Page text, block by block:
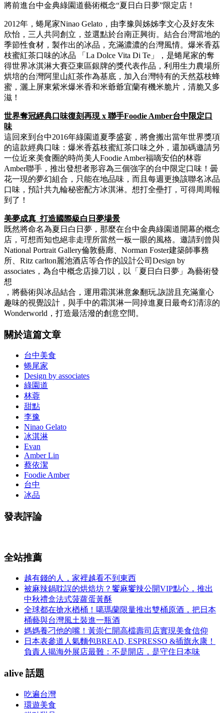
將前進台中金典綠園道藝術概念“夏日白日夢”限定店！
2012年，蜷尾家Ninao Gelato，由李豫與姊姊李文心及好友朱
欣怡，三人共同創立，並選點於台南正興街。結合台灣當地的
季節性食材，製作出的冰品，充滿濃濃的台灣風情。爆米香荔
枝蜜紅茶口味的冰品 「La Dolce Vita Di Te」，是蜷尾家的奪
得世界冰淇淋大賽亞東區銀牌的獎代表作品，利用生力農場所
烘培的台灣阿里山紅茶作為基底，加入台灣特有的天然荔枝蜂
蜜，灑上屏東紫米爆米香和米爺爺宜蘭有機米脆片，清脆又多
滋！
世界奪冠經典口味復刻再現 x 聯手Foodie Amber台中限定口
味
這回來到台中2016年綠園道夏季盛宴，將會搬出當年世界獎項
的這款經典口味：爆米香荔枝蜜紅茶口味之外，還加碼邀請另
一位近來美食圈的時尚美人Foodie Amber福嘀安伯的林蓉
Amber聯手，推出發想者形容為三個強字的台中限定口味！曇
花一現的夢幻組合，只能在地品味，而且每週更換該聯名冰品
口味，預計共九輪秘密配方冰淇淋。想打全壘打，可得周周報
到了！
美夢成真 打造國際級白日夢場景
既然將命名為夏日白日夢，那麼在台中金典綠園道開幕的概念
店，可想而知也絕非走理所當然一板一眼的風格。邀請到曾與
National Portrait Gallery倫敦藝廊、Norman Foster建築師事務
所、Ritz carlton麗池酒店等合作的設計公司Design by
associates，為台中概念店操刀以，以「夏日白日夢」為藝術發
想
，將藝術與冰品結合，運用霜淇淋意象翻玩,詼諧且充滿童心
趣味的視覺設計，與手中的霜淇淋一同掉進夏日最奇幻清涼的
Wonderworld，打造最活潑的創意空間。
關於這篇文章
台中美食
蜷尾家
Design by associates
綠園道
林蓉
甜點
李豫
Ninao Gelato
冰淇淋
Evan
Amber Lin
蔡依潔
Foodie Amber
台中
冰品
發表評論
全站推薦
越有錢的人，家裡越看不到東西
被麻辣鍋耽誤的烘焙坊？饗麻饗辣公開VIP點心，推出
中秋禮盒法式菠蘿蛋黃酥
全球都在搶水楢桶！噶瑪蘭限量推出雙桶原酒，把日本
桶藝與台灣風土裝進一瓶酒
媽媽養刁他的嘴！黃崇仁開高檔壽司店實現美食信仰
日本表參道人氣麵包BREAD, ESPRESSO &插旗永康！
負責人揭海外展店最難：不是開店，是守住日本味
alive 話題
吃遍台灣
環遊美食